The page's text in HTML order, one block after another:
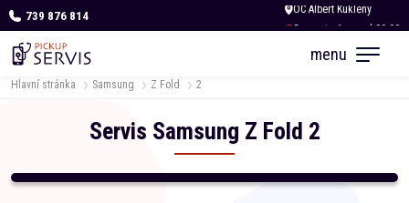
739 876 814
Dnes otevřeno od 09:00
menu
Hlavní stránka Samsung Z Fold 2
Servis Samsung Z Fold 2